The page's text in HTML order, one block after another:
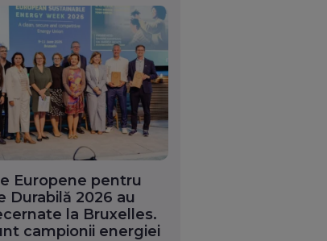
Europene pentru
Durabilă 2026 au
la Bruxelles.
campionii energiei